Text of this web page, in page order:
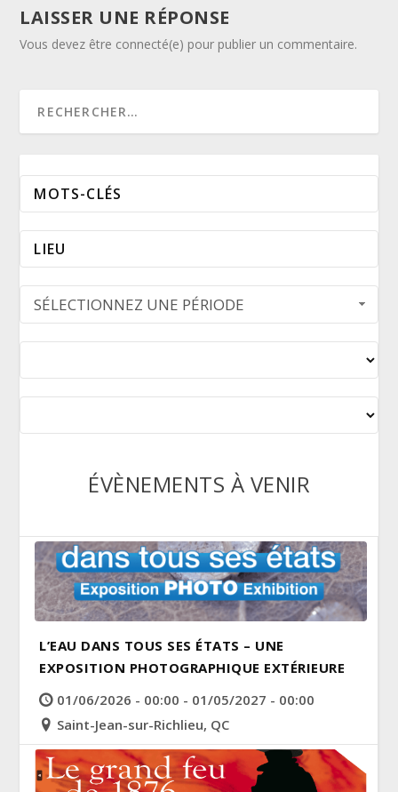
LAISSER UNE RÉPONSE
Vous devez être connecté(e) pour publier un commentaire.
SÉLECTIONNEZ UNE PÉRIODE
ÉVÈNEMENTS À VENIR
L’EAU DANS TOUS SES ÉTATS – UNE
EXPOSITION PHOTOGRAPHIQUE EXTÉRIEURE
01/06/2026 - 00:00 - 01/05/2027 - 00:00
Saint-Jean-sur-Richlieu, QC